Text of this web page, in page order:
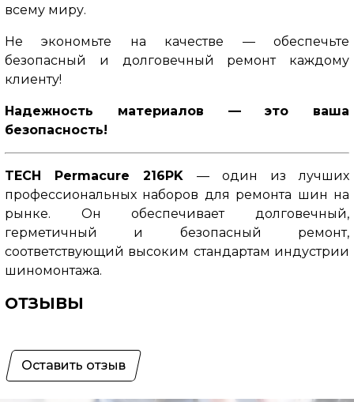
всему миру.
Не экономьте на качестве — обеспечьте
безопасный и долговечный ремонт каждому
клиенту!
Надежность материалов — это ваша
безопасность!
TECH Permacure 216PK — один из лучших
профессиональных наборов для ремонта шин на
рынке. Он обеспечивает долговечный,
герметичный и безопасный ремонт,
соответствующий высоким стандартам индустрии
шиномонтажа.
ОТЗЫВЫ
Оставить отзыв